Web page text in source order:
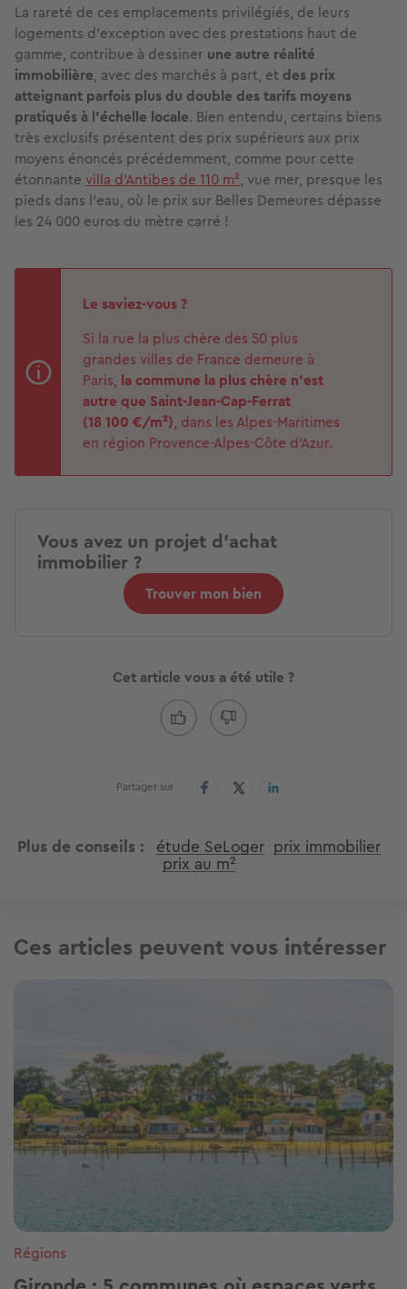
La rareté de ces emplacements privilégiés, de leurs
logements d’exception avec des prestations haut de
gamme, contribue à dessiner une autre réalité
immobilière, avec des marchés à part, et des prix
atteignant parfois plus du double des tarifs moyens
pratiqués à l’échelle locale. Bien entendu, certains biens
très exclusifs présentent des prix supérieurs aux prix
moyens énoncés précédemment, comme pour cette
étonnante villa d'Antibes de 110 m², vue mer, presque les
pieds dans l’eau, où le prix sur Belles Demeures dépasse
les 24 000 euros du mètre carré !
Le saviez-vous ?
Si la rue la plus chère des 50 plus
grandes villes de France demeure à
Paris, la commune la plus chère n’est
autre que Saint-Jean-Cap-Ferrat
(18 100 €/m²), dans les Alpes-Maritimes
en région Provence-Alpes-Côte d'Azur.
Vous avez un projet d'achat
immobilier ?
Trouver mon bien
Cet article vous a été utile ?
Partager sur
Plus de conseils étude SeLoger prix immobilier
prix au m²
Ces articles peuvent vous intéresser
Régions